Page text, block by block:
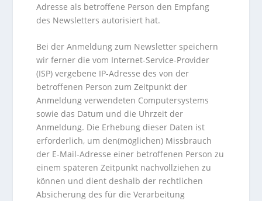
Adresse als betroffene Person den Empfang
des Newsletters autorisiert hat.
Bei der Anmeldung zum Newsletter speichern
wir ferner die vom Internet-Service-Provider
(ISP) vergebene IP-Adresse des von der
betroffenen Person zum Zeitpunkt der
Anmeldung verwendeten Computersystems
sowie das Datum und die Uhrzeit der
Anmeldung. Die Erhebung dieser Daten ist
erforderlich, um den(möglichen) Missbrauch
der E-Mail-Adresse einer betroffenen Person zu
einem späteren Zeitpunkt nachvollziehen zu
können und dient deshalb der rechtlichen
Absicherung des für die Verarbeitung